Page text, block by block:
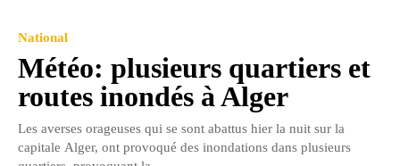
National
Météo: plusieurs quartiers et
routes inondés à Alger
Les averses orageuses qui se sont abattus hier la nuit sur la
capitale Alger, ont provoqué des inondations dans plusieurs